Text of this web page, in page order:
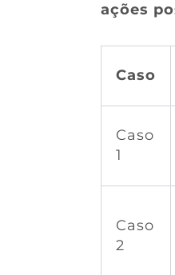
ações
Caso
Caso
1
Caso
2